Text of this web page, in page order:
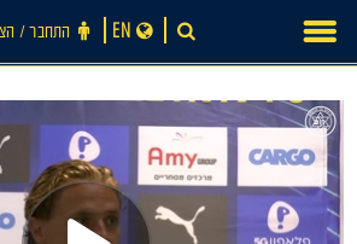
content
התחבר ‪/‬ הצטרף EN